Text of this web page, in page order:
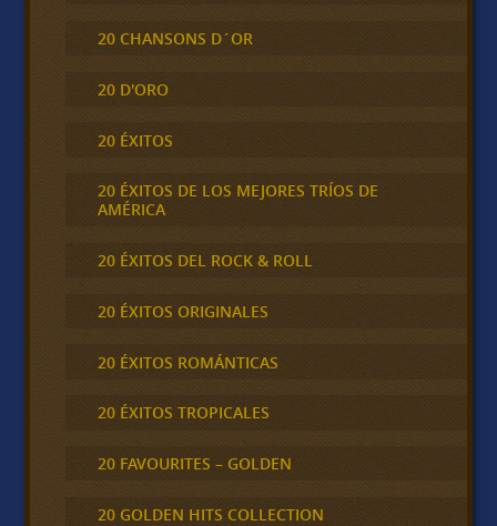
20 CHANSONS D´OR
20 D'ORO
20 ÉXITOS
20 ÉXITOS DE LOS MEJORES TRÍOS DE
AMÉRICA
20 ÉXITOS DEL ROCK & ROLL
20 ÉXITOS ORIGINALES
20 ÉXITOS ROMÁNTICAS
20 ÉXITOS TROPICALES
20 FAVOURITES – GOLDEN
20 GOLDEN HITS COLLECTION